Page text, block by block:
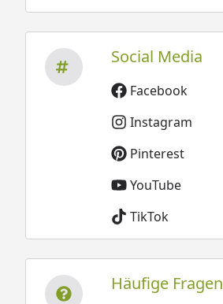
Social Media
Facebook
Instagram
Pinterest
YouTube
TikTok
Häufige Fragen